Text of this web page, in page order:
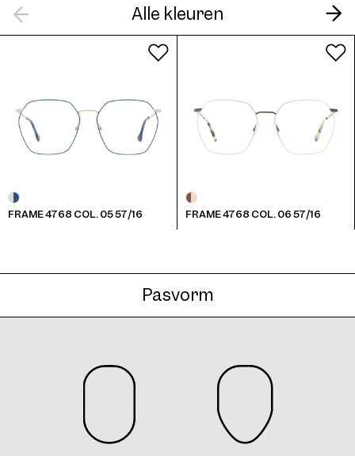
Alle kleuren
FRAME 4768 COL. 05 57/16 FRAME 4768 COL. 06 57/16
Pasvorm